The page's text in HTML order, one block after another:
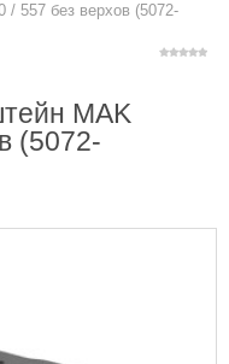
/ 557 без верхов (5072-
MAK
(5072-